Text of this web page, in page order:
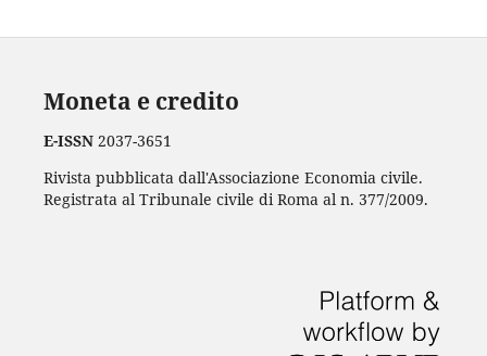
Moneta e credito
E-ISSN2037-3651
Rivista pubblicata dall'Associazione Economia civile.
Registrata al Tribunale civile di Roma al n. 377/2009.